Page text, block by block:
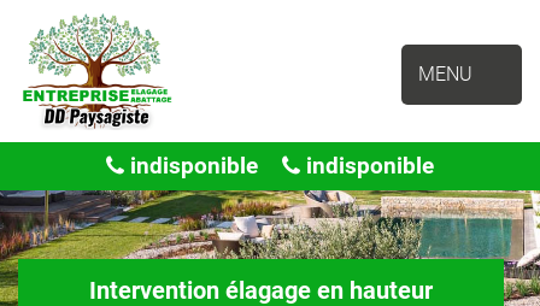
MENU
indisponible indisponible
Intervention élagage en hauteur